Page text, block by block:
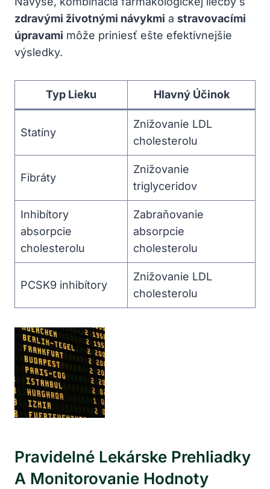
zdravými životnými návykmi a stravovacími
úpravami môže priniesť ešte efektívnejšie
výsledky.
Typ Lieku Hlavný Účinok
Statíny
Znižovanie LDL
cholesterolu
Fibráty
Znižovanie
triglyceridov
Inhibítory
absorpcie
cholesterolu
Zabraňovanie
absorpcie
cholesterolu
PCSK9 inhibítory
Znižovanie LDL
cholesterolu
Pravidelné Lekárske Prehliadky
A Monitorovanie Hodnoty